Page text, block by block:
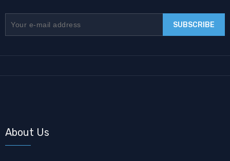
About Us